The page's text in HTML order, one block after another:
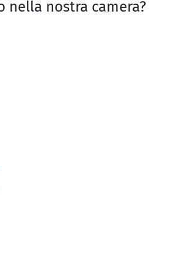
nella nostra camera?